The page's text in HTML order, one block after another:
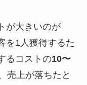
が大きいのが
を1人獲得するた
るコストの10〜
売上が落ちたと